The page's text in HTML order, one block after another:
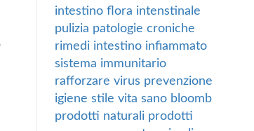
intestino flora intenstinale
pulizia patologie croniche
rimedi intestino infiammato
sistema immunitario
rafforzare virus prevenzione
igiene stile vita sano bloomb
prodotti naturali prodotti